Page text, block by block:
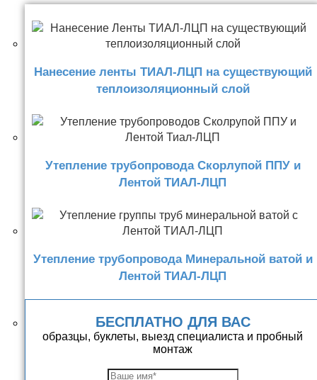
Нанесение ленты ТИАЛ-ЛЦП на существующий
теплоизоляционный слой
Утепление трубопровода Скорлупой ППУ и
Лентой ТИАЛ-ЛЦП
Утепление трубопровода Минеральной ватой и
Лентой ТИАЛ-ЛЦП
БЕСПЛАТНО ДЛЯ ВАС
образцы, буклеты, выезд специалиста и пробный
монтаж